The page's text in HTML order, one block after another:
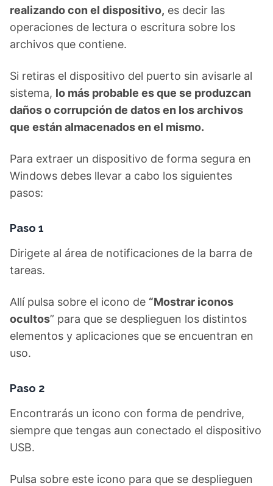
realizando con el dispositivo, es decir las
operaciones de lectura o escritura sobre los
archivos que contiene.
Si retiras el dispositivo del puerto sin avisarle al
sistema, lo más probable es que se produzcan
daños o corrupción de datos en los archivos
que están almacenados en el mismo.
Para extraer un dispositivo de forma segura en
Windows debes llevar a cabo los siguientes
pasos:
Paso 1
Dirigete al área de notificaciones de la barra de
tareas.
Allí pulsa sobre el icono de “Mostrar iconos
ocultos” para que se desplieguen los distintos
elementos y aplicaciones que se encuentran en
uso.
Paso 2
Encontrarás un icono con forma de pendrive,
siempre que tengas aun conectado el dispositivo
USB.
Pulsa sobre este icono para que se desplieguen